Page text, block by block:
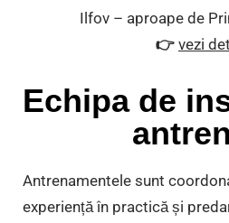
Ilfov – aproape de
👉 vezi
Echipa de
Antrenamentele sunt
experiență în practică și